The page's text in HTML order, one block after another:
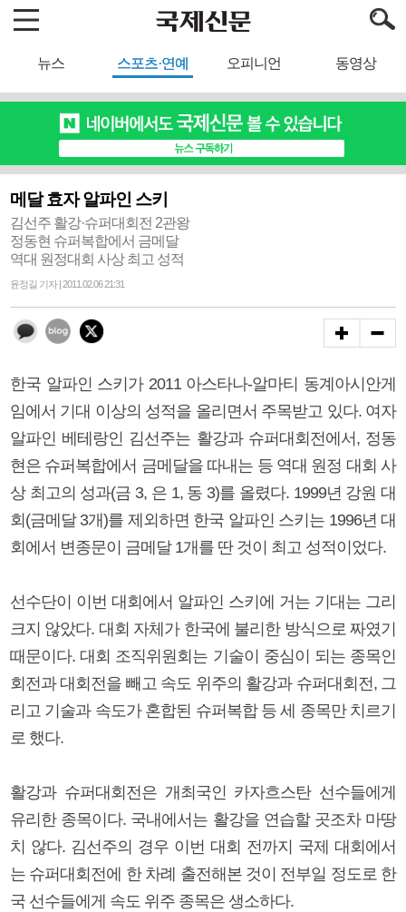
뉴스 스포츠·연예 오피니언 동영상
메달 효자 알파인 스키
김선주 활강·슈퍼대회전 2관왕
정동현 슈퍼복합에서 금메달
역대 원정대회 사상 최고 성적
윤정길 기자 | 2011.02.06 21:31
한국 알파인 스키가 2011 아스타나-알마티 동계아시안게
임에서 기대 이상의 성적을 올리면서 주목받고 있다. 여자
알파인 베테랑인 김선주는 활강과 슈퍼대회전에서, 정동
현은 슈퍼복합에서 금메달을 따내는 등 역대 원정 대회 사
상 최고의 성과(금 3, 은 1, 동 3)를 올렸다. 1999년 강원 대
회(금메달 3개)를 제외하면 한국 알파인 스키는 1996년 대
회에서 변종문이 금메달 1개를 딴 것이 최고 성적이었다.
선수단이 이번 대회에서 알파인 스키에 거는 기대는 그리
크지 않았다. 대회 자체가 한국에 불리한 방식으로 짜였기
때문이다. 대회 조직위원회는 기술이 중심이 되는 종목인
회전과 대회전을 빼고 속도 위주의 활강과 슈퍼대회전, 그
리고 기술과 속도가 혼합된 슈퍼복합 등 세 종목만 치르기
로 했다.
활강과 슈퍼대회전은 개최국인 카자흐스탄 선수들에게
유리한 종목이다. 국내에서는 활강을 연습할 곳조차 마땅
치 않다. 김선주의 경우 이번 대회 전까지 국제 대회에서
는 슈퍼대회전에 한 차례 출전해본 것이 전부일 정도로 한
국 선수들에게 속도 위주 종목은 생소하다.